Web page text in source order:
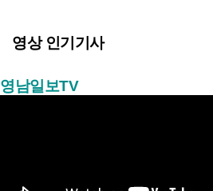
영상 인기기사
영남일보TV